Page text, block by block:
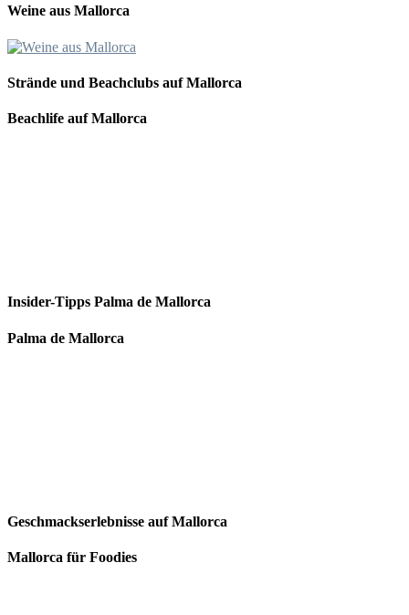
Weine aus Mallorca
Strände und Beachclubs auf Mallorca
Beachlife auf Mallorca
Insider-Tipps Palma de Mallorca
Palma de Mallorca
Geschmackserlebnisse auf Mallorca
Mallorca für Foodies